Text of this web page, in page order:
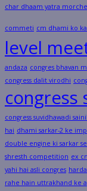
char dhaam yatra
commeti cm dhami ko
level
andaza congres bhavan
congress dalit virodhi
congress suvidhawadi
hai dhami sarkar-2 ke
double engine ki sarkar
shresth competition ex
yahi hai asli congres
rahe hain uttrakhand ke